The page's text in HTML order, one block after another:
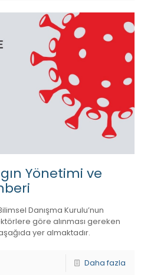
Yönetimi ve
Danışma Kurulu’nun
göre alınması gereken
yer almaktadır.
Daha fazla